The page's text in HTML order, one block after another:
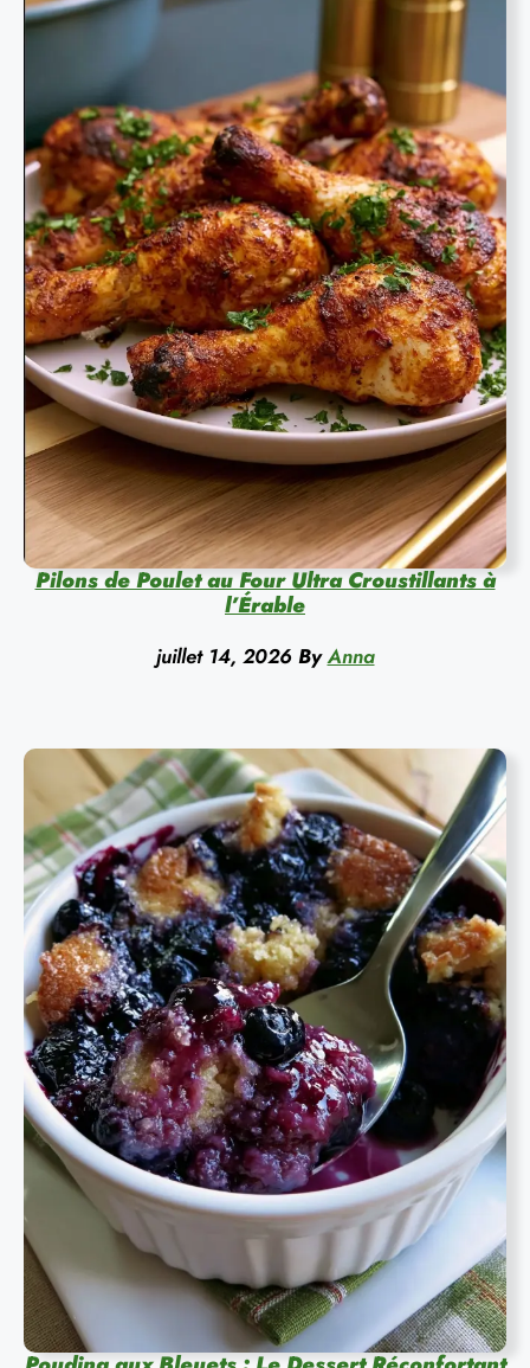
Pilons de Poulet au Four Ultra Croustillants à
l’Érable
juillet 14, 2026 By Anna